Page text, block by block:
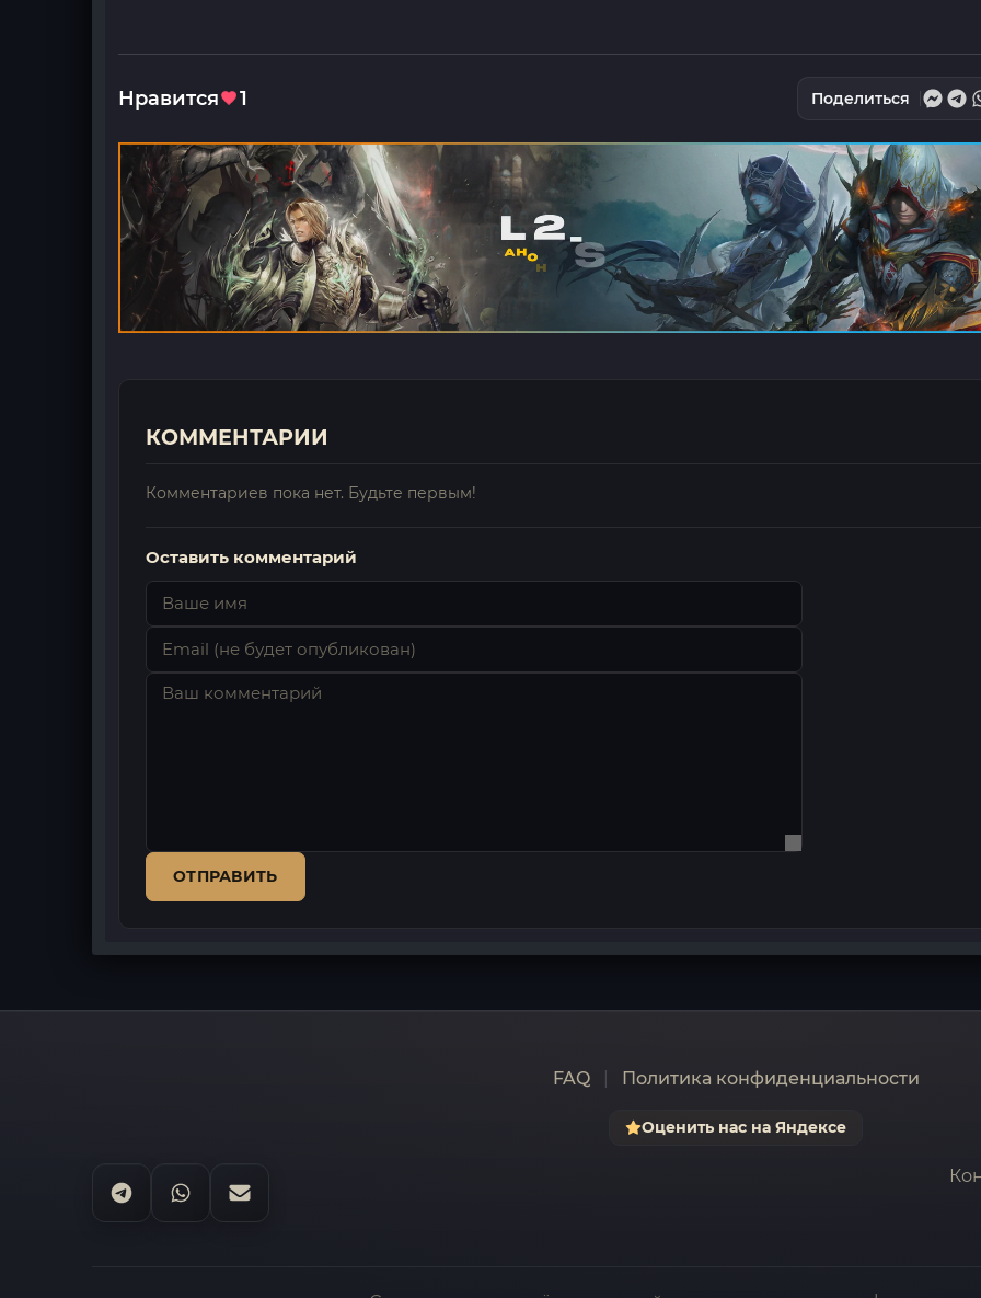
Нравится 1 Поделиться
КОММЕНТАРИИ
Комментариев пока нет. Будьте первым!
Оставить комментарий
ОТПРАВИТЬ
FAQ Политика конфиденциальности
Оценить нас на Яндексе